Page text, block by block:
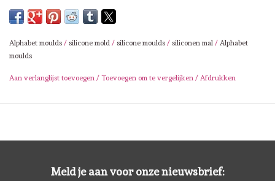
OLO Markers
Impronte D'autore
Uitverkoop
Alphabet moulds / silicone mold / silicone moulds / siliconen mal / Alphabet
moulds
Aan verlanglijst toevoegen / Toevoegen om te vergelijken / Afdrukken
Meld je aan voor onze nieuwsbrief: